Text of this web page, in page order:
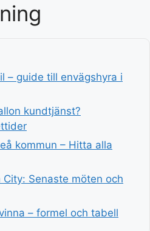
– guide till envägshyra i
kundtjänst?
kommun – Hitta alla
Senaste möten och
– formel och tabell